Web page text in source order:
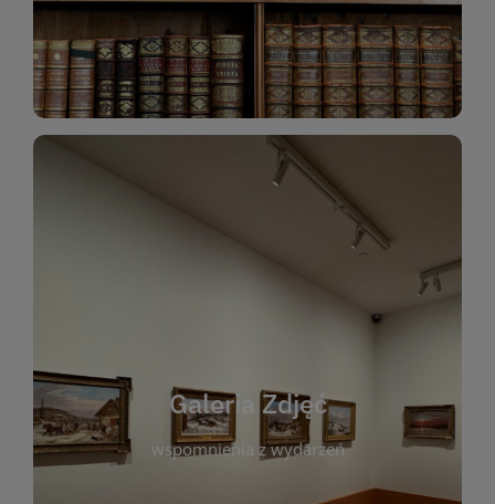
Katalog Zbiorów
Galeria Zdjęć
wspomnienia z wydarzeń
Galeria Zdjęć
wspomnienia z wydarzeń, spotkań i projektów
którym można zobaczyć, jak żyje nasza biblioteka
i jej społeczność. Zdjęcia dokumentują zarówno
uroczyste chwile, jak i codzienne aktywności
czytelników. Regularnie dodajemy nowe galerie,
by każdy mógł powrócić do wyjątkowych